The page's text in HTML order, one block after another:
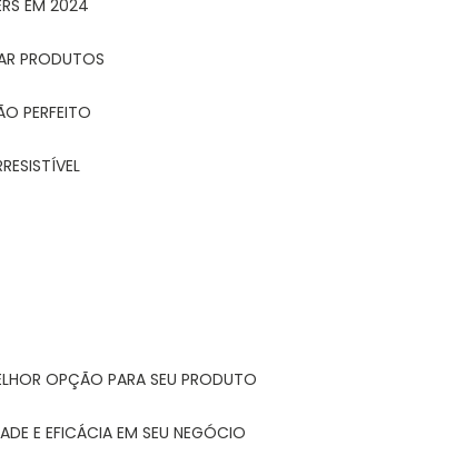
EM 2024
PRODUTOS
PERFEITO
OPÇÃO PARA SEU PRODUTO
E EFICÁCIA EM SEU NEGÓCIO